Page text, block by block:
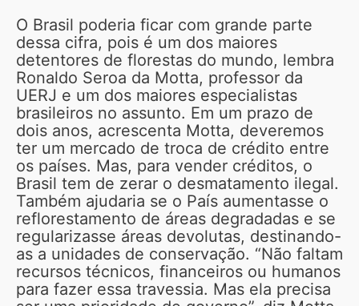
O Brasil poderia ficar com grande parte
dessa cifra, pois é um dos maiores
detentores de florestas do mundo, lembra
Ronaldo Seroa da Motta, professor da
UERJ e um dos maiores especialistas
brasileiros no assunto. Em um prazo de
dois anos, acrescenta Motta, deveremos
ter um mercado de troca de crédito entre
os países. Mas, para vender créditos, o
Brasil tem de zerar o desmatamento ilegal.
Também ajudaria se o País aumentasse o
reflorestamento de áreas degradadas e se
regularizasse áreas devolutas, destinando-
as a unidades de conservação. “Não faltam
recursos técnicos, financeiros ou humanos
para fazer essa travessia. Mas ela precisa